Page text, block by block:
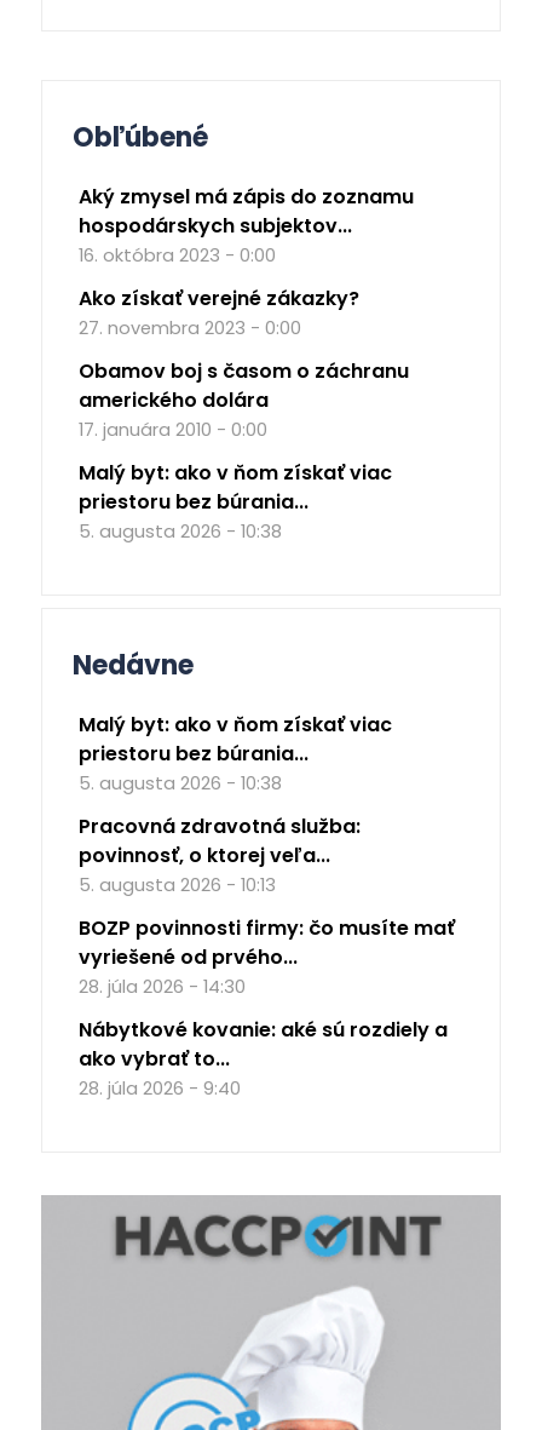
Obľúbené
Aký zmysel má zápis do zoznamu
hospodárskych subjektov...
16. októbra 2023 - 0:00
Ako získať verejné zákazky?
27. novembra 2023 - 0:00
Obamov boj s časom o záchranu
amerického dolára
17. januára 2010 - 0:00
Malý byt: ako v ňom získať viac
priestoru bez búrania...
5. augusta 2026 - 10:38
Nedávne
Malý byt: ako v ňom získať viac
priestoru bez búrania...
5. augusta 2026 - 10:38
Pracovná zdravotná služba:
povinnosť, o ktorej veľa...
5. augusta 2026 - 10:13
BOZP povinnosti firmy: čo musíte mať
vyriešené od prvého...
28. júla 2026 - 14:30
Nábytkové kovanie: aké sú rozdiely a
ako vybrať to...
28. júla 2026 - 9:40